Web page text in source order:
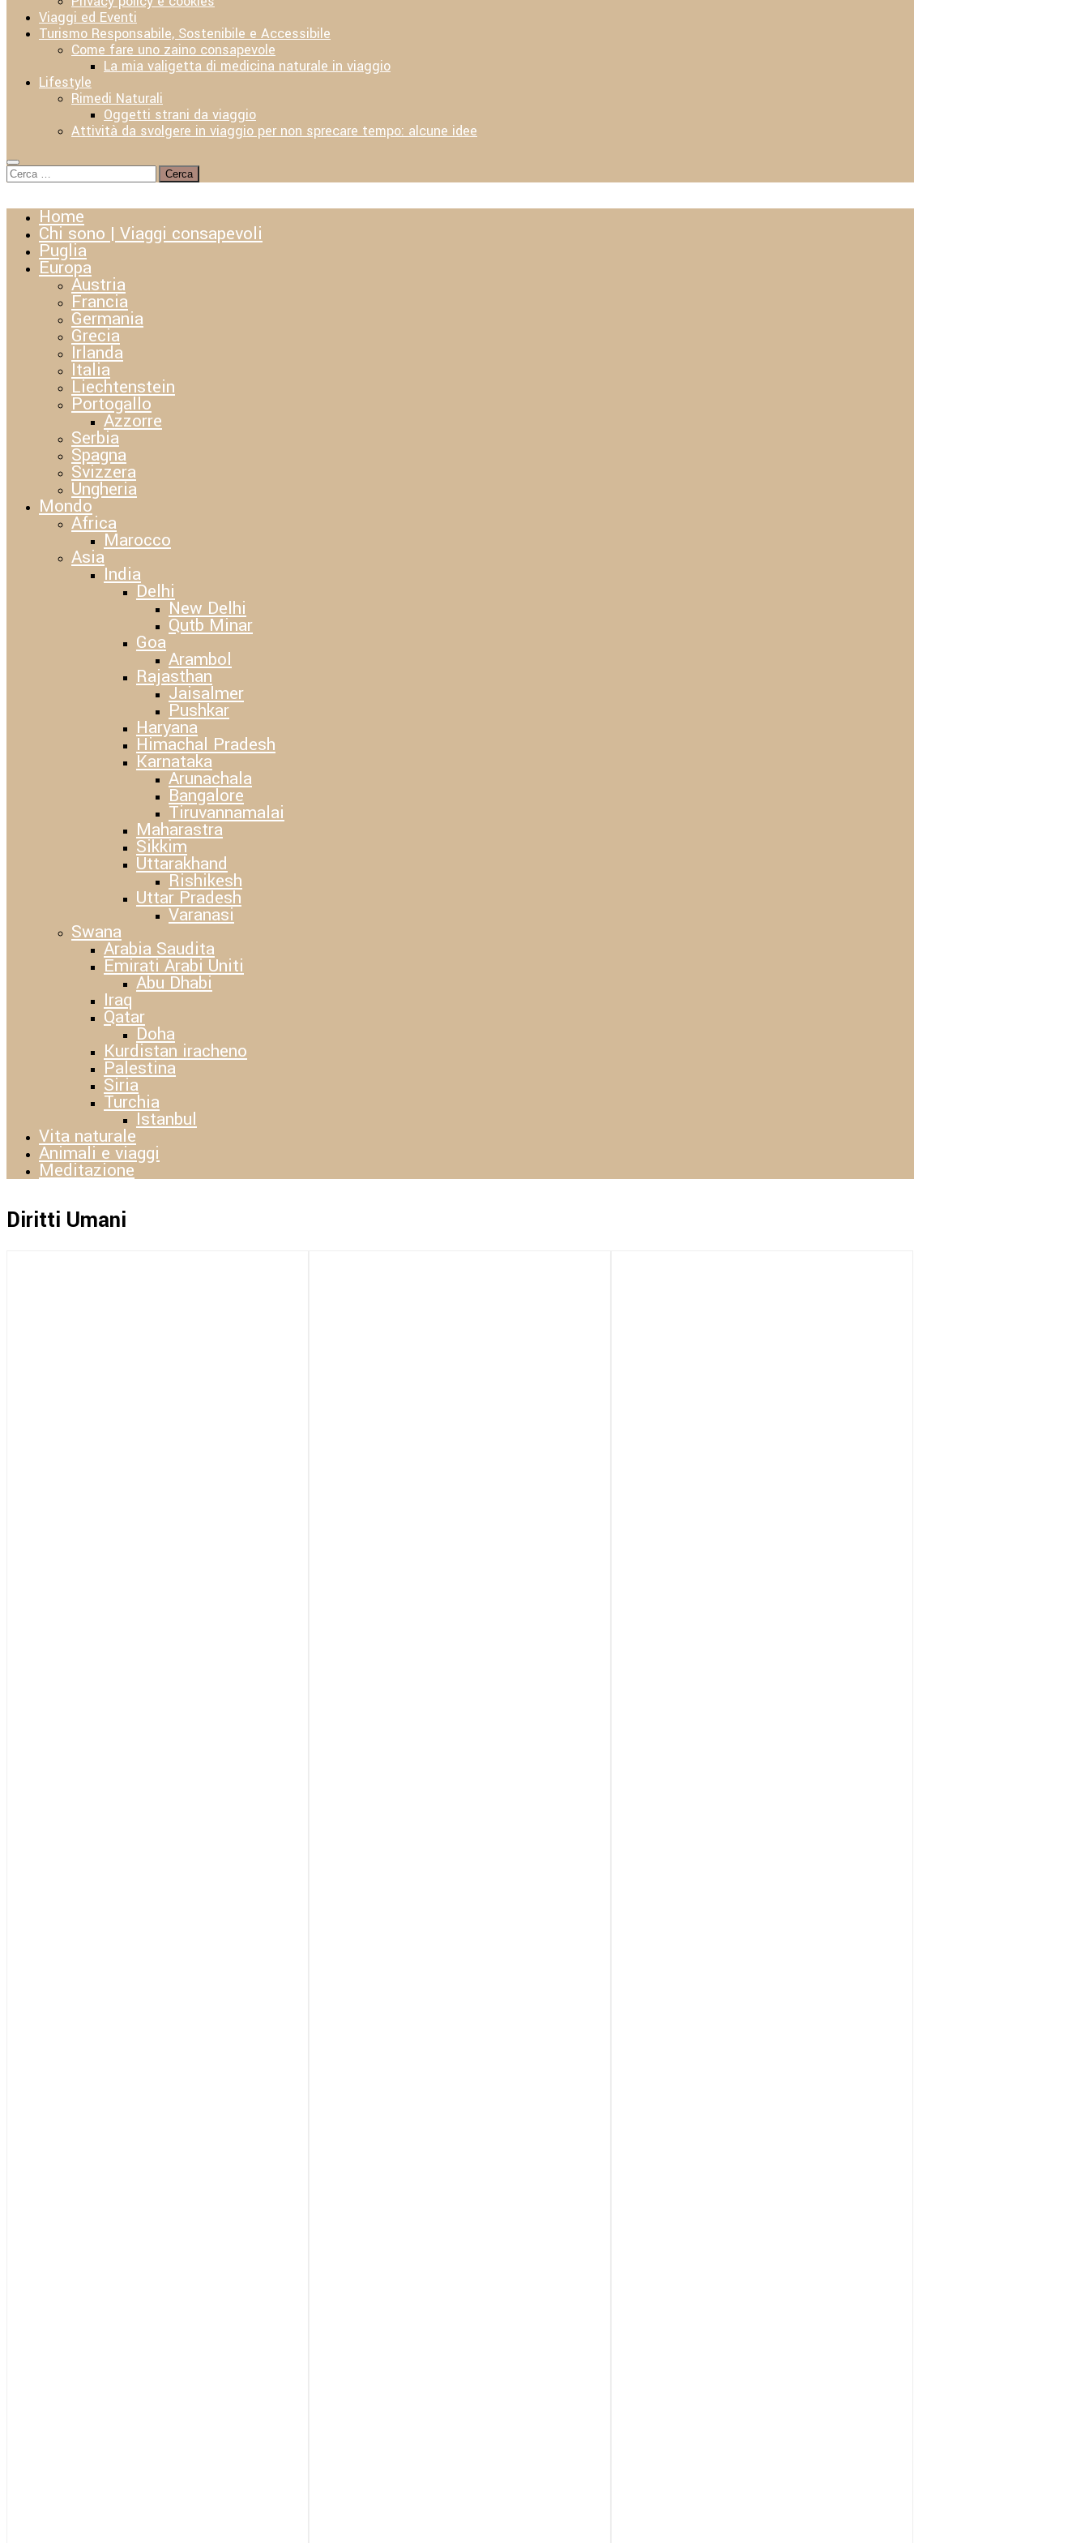
Viaggi ed Eventi
Turismo Responsabile, Sostenibile e Accessibile
Come fare uno zaino consapevole
La mia valigetta di medicina naturale in viaggio
Lifestyle
Rimedi Naturali
Oggetti strani da viaggio
Attività da svolgere in viaggio per non sprecare tempo: alcune idee
Ricerca
per:
Home
Chi sono | Viaggi consapevoli
Puglia
Europa
Austria
Francia
Germania
Grecia
Irlanda
Italia
Liechtenstein
Portogallo
Azzorre
Serbia
Spagna
Svizzera
Ungheria
Mondo
Africa
Marocco
Asia
India
Delhi
New Delhi
Qutb Minar
Goa
Arambol
Rajasthan
Jaisalmer
Pushkar
Haryana
Himachal Pradesh
Karnataka
Arunachala
Bangalore
Tiruvannamalai
Maharastra
Sikkim
Uttarakhand
Rishikesh
Uttar Pradesh
Varanasi
Swana
Arabia Saudita
Emirati Arabi Uniti
Abu Dhabi
Iraq
Qatar
Doha
Kurdistan iracheno
Palestina
Siria
Turchia
Istanbul
Vita naturale
Animali e viaggi
Meditazione
Diritti Umani